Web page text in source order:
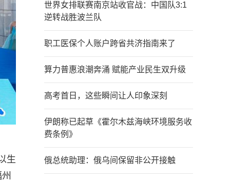
生
世界女排联赛南京站收官战：中国队3:1
逆转战胜波兰队
职工医保个人账户跨省共济指南来了
算力普惠浪潮奔涌 赋能产业民生双升级
高考首日，这些瞬间让人印象深刻
伊朗称已起草《霍尔木兹海峡环境服务收
费条例》
俄总统助理：俄乌间保留非公开接触